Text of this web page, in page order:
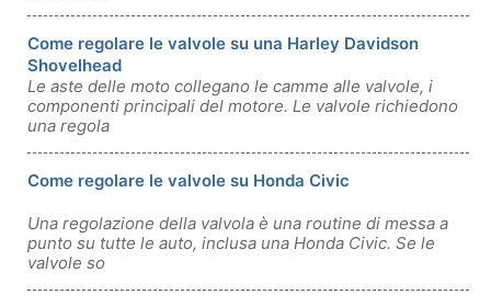
Come regolare le valvole su una Harley Davidson
Shovelhead
Le aste delle moto collegano le camme alle valvole, i
componenti principali del motore. Le valvole richiedono
una regola
Come regolare le valvole su Honda Civic
Una regolazione della valvola è una routine di messa a
punto su tutte le auto, inclusa una Honda Civic. Se le
valvole so